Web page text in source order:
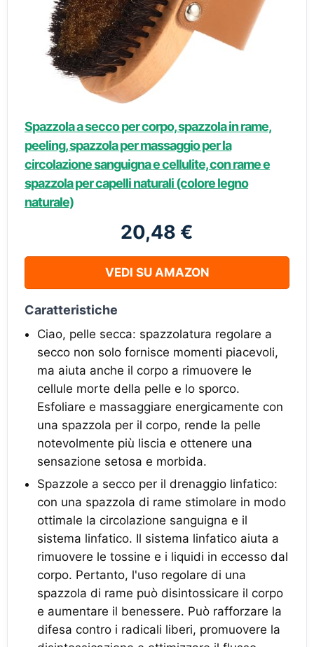
Spazzola a secco per corpo, spazzola in rame,
peeling, spazzola per massaggio per la
circolazione sanguigna e cellulite, con rame e
spazzola per capelli naturali (colore legno
naturale)
20,48 €
VEDI SU AMAZON
Caratteristiche
Ciao, pelle secca: spazzolatura regolare a
secco non solo fornisce momenti piacevoli,
ma aiuta anche il corpo a rimuovere le
cellule morte della pelle e lo sporco.
Esfoliare e massaggiare energicamente con
una spazzola per il corpo, rende la pelle
notevolmente più liscia e ottenere una
sensazione setosa e morbida.
Spazzole a secco per il drenaggio linfatico:
con una spazzola di rame stimolare in modo
ottimale la circolazione sanguigna e il
sistema linfatico. Il sistema linfatico aiuta a
rimuovere le tossine e i liquidi in eccesso dal
corpo. Pertanto, l'uso regolare di una
spazzola di rame può disintossicare il corpo
e aumentare il benessere. Può rafforzare la
difesa contro i radicali liberi, promuovere la